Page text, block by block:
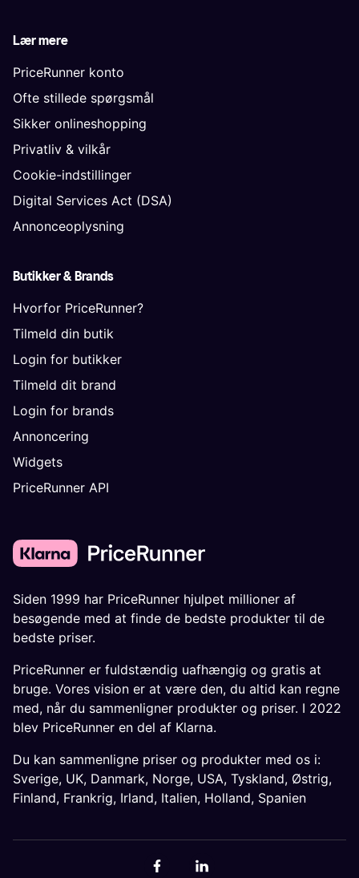
Lær mere
PriceRunner konto
Ofte stillede spørgsmål
Sikker onlineshopping
Privatliv & vilkår
Cookie-indstillinger
Digital Services Act (DSA)
Annonceoplysning
Butikker & Brands
Hvorfor PriceRunner?
Tilmeld din butik
Login for butikker
Tilmeld dit brand
Login for brands
Annoncering
Widgets
PriceRunner API
Siden 1999 har PriceRunner hjulpet millioner af
besøgende med at finde de bedste produkter til de
bedste priser.
PriceRunner er fuldstændig uafhængig og gratis at
bruge. Vores vision er at være den, du altid kan regne
med, når du sammenligner produkter og priser. I 2022
blev PriceRunner en del af Klarna.
Du kan sammenligne priser og produkter med os i:
Sverige, UK, Danmark, Norge, USA, Tyskland, Østrig,
Finland, Frankrig, Irland, Italien, Holland, Spanien